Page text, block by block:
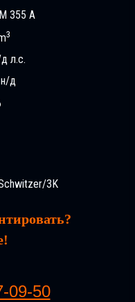
355 A
3
л.с.
д
3K
09-50